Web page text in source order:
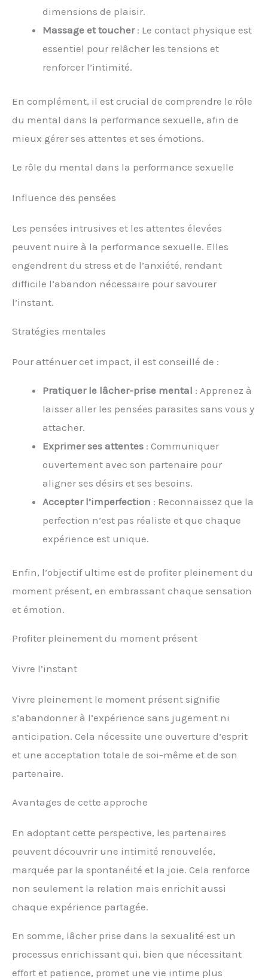
dimensions de plaisir.
Massage et toucher: Le contact physique est
essentiel pour relâcher les tensions et
renforcer l’intimité.
En complément, il est crucial de comprendre le rôle
du mental dans la performance sexuelle, afin de
mieux gérer ses attentes et ses émotions.
Le rôle du mental dans la performance sexuelle
Influence des pensées
Les pensées intrusives et les attentes élevées
peuvent nuire à la performance sexuelle. Elles
engendrent du stress et de l’anxiété, rendant
difficile l’abandon nécessaire pour savourer
l’instant.
Stratégies mentales
Pour atténuer cet impact, il est conseillé de :
Pratiquer le lâcher-prise mental : Apprenez à
laisser aller les pensées parasites sans vous y
attacher.
Exprimer ses attentes : Communiquer
ouvertement avec son partenaire pour
aligner ses désirs et ses besoins.
Accepter l’imperfection : Reconnaissez que la
perfection n’est pas réaliste et que chaque
expérience est unique.
Enfin, l’objectif ultime est de profiter pleinement du
moment présent, en embrassant chaque sensation
et émotion.
Profiter pleinement du moment présent
Vivre l’instant
Vivre pleinement le moment présent signifie
s’abandonner à l’expérience sans jugement ni
anticipation. Cela nécessite une ouverture d’esprit
et une acceptation totale de soi-même et de son
partenaire.
Avantages de cette approche
En adoptant cette perspective, les partenaires
peuvent découvrir une intimité renouvelée,
marquée par la spontanéité et la joie. Cela renforce
non seulement la relation mais enrichit aussi
chaque expérience partagée.
En somme, lâcher prise dans la sexualité est un
processus enrichissant qui, bien que nécessitant
effort et patience, promet une vie intime plus